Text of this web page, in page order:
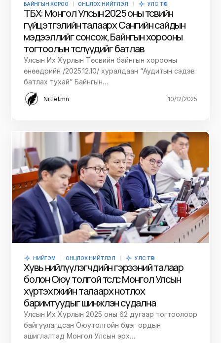
БАЙНГЫН ХОРОО ОНЦЛОХ НИЙТЛЭЛ УЛС ТӨР
ТБХ: Монгол Улсын 2025 оны төсвийн
гүйцэтгэлийн талаарх Сангийн сайдын
мэдээллийг сонсож, Байнгын хорооны
тогтоолын төслүүдийг батлав
Улсын Их Хурлын Төсвийн байнгын хорооны
өнөөдрийн /2025.12.10/ хуралдаан “Аудитын сэдэв
батлах тухай” Байнгын…
Niitlel.mn 10/12/2025
НИЙГЭМ ОНЦЛОХ НИЙТЛЭЛ УЛС ТӨР
Хувь нийлүүлэгчдийн гэрээний талаар
болон Оюу толгой төслөөс Монгол Улсын
хүртэх өгөөжийн талаарх нотлох
баримтуудыг шинжлэн судална
Улсын Их Хурлын 2025 оны 62 дугаар тогтоолоор
байгуулагдсан Оюутолгойн бүлэг ордын
ашиглалтад Монгол Улсын эрх…